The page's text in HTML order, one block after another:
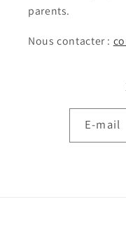
parents.
Nous contacter :
E-mail